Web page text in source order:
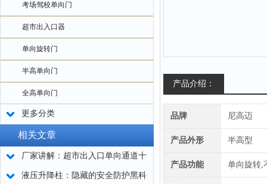
考场驾校单向门
超市出入口器
单向旋转门
半高单向门
全高单向门
更多分类
相关文章
厂家讲解：超市出入口单向通道十
字转闸特性
液压升降柱：隐藏的安全防护黑科
产品介绍：
品牌 尼高迈
产品外形 半高型
产品功能 单向旋转,